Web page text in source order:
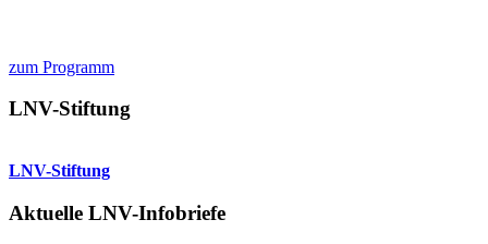
zum Programm
LNV-Stiftung
LNV-Stiftung
Aktuelle LNV-Infobriefe